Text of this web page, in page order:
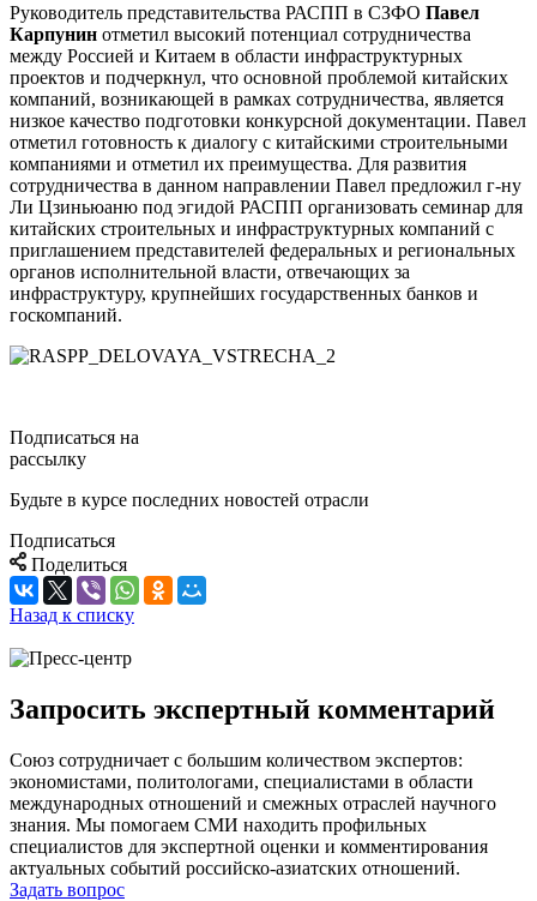
Руководитель представительства РАСПП в СЗФО Павел
Карпунин отметил высокий потенциал сотрудничества
между Россией и Китаем в области инфраструктурных
проектов и подчеркнул, что основной проблемой китайских
компаний, возникающей в рамках сотрудничества, является
низкое качество подготовки конкурсной документации. Павел
отметил готовность к диалогу с китайскими строительными
компаниями и отметил их преимущества. Для развития
сотрудничества в данном направлении Павел предложил г-ну
Ли Цзиньюаню под эгидой РАСПП организовать семинар для
китайских строительных и инфраструктурных компаний с
приглашением представителей федеральных и региональных
органов исполнительной власти, отвечающих за
инфраструктуру, крупнейших государственных банков и
госкомпаний.
Подписаться на
рассылку
Будьте в курсе последних новостей отрасли
Подписаться
Поделиться
Назад к списку
Запросить экспертный комментарий
Союз сотрудничает с большим количеством экспертов:
экономистами, политологами, специалистами в области
международных отношений и смежных отраслей научного
знания. Мы помогаем СМИ находить профильных
специалистов для экспертной оценки и комментирования
актуальных событий российско-азиатских отношений.
Задать вопрос